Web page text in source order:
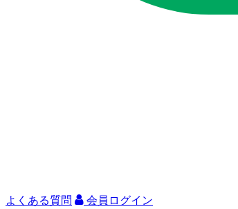
よくある質問 会員ログイン